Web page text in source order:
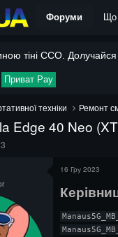
Форуми Що
тіні ССО.
Приват Pay
техніки Ремонт
Edge 40 Neo
16 Гру 2023